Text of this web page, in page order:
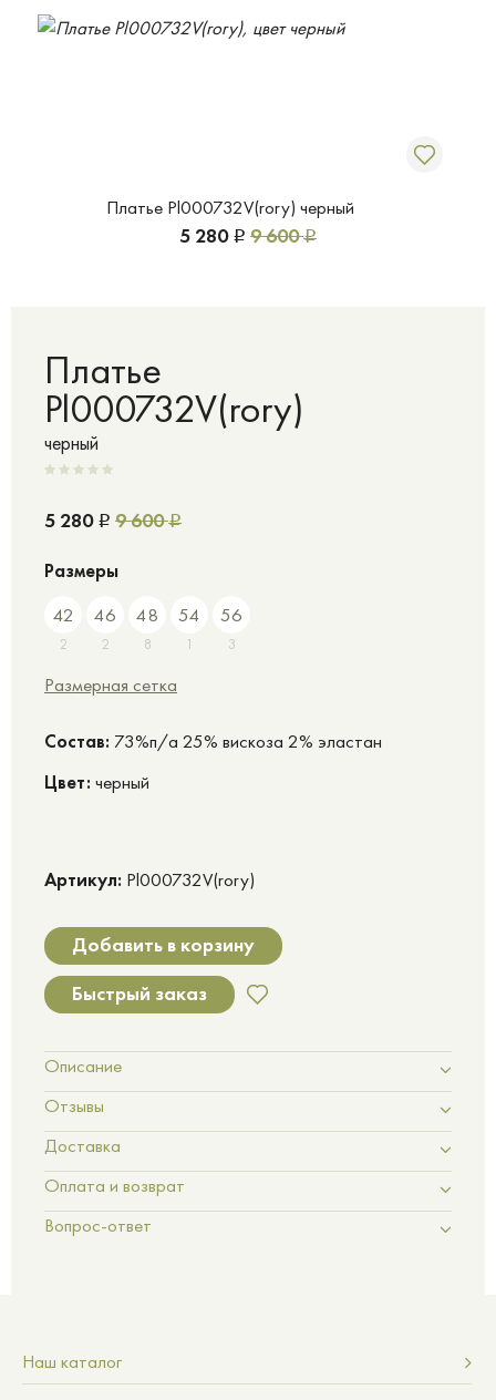
Платье Pl000732V(rory) черный
5 280 Р 9 600Р
Платье
Pl000732V(rory)
черный
5 280 Р 9 600Р
Размеры
42
2
46
2
48
8
54
1
56
3
Размерная сетка
Cостав: 73%п/а 25% вискоза 2% эластан
Цвет: черный
Артикул: Pl000732V(rory)
Добавить в корзину
Быстрый заказ
Описание
Отзывы
Доставка
Оплата и возврат
Вопрос-ответ
Наш каталог